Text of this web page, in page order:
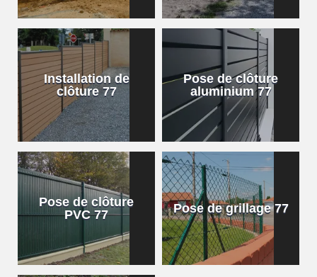
Installation de
clôture 77
Pose de clôture
aluminium 77
Pose de clôture
PVC 77
Pose de grillage 77